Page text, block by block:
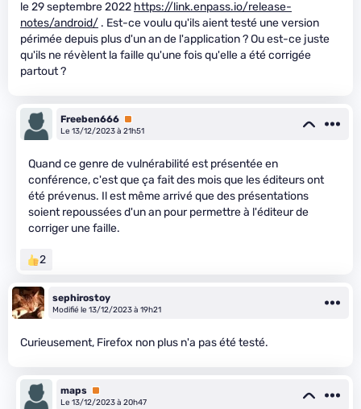
le 29 septembre 2022 https://link.enpass.io/release-
notes/android/ . Est-ce voulu qu'ils aient testé une version
périmée depuis plus d'un an de l'application ? Ou est-ce juste
qu'ils ne révèlent la faille qu'une fois qu'elle a été corrigée
partout ?
Freeben666 Premium
Le 13/12/2023 à 21h51
Quand ce genre de vulnérabilité est présentée en
conférence, c'est que ça fait des mois que les éditeurs ont
été prévenus. Il est même arrivé que des présentations
soient repoussées d'un an pour permettre à l'éditeur de
corriger une faille.
2
sephirostoy
Modifié le 13/12/2023 à 19h21
Curieusement, Firefox non plus n'a pas été testé.
maps Premium
Le 13/12/2023 à 20h47